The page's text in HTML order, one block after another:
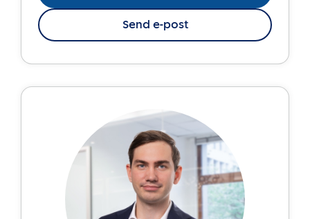
Send e-post